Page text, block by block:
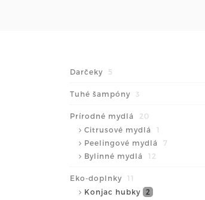
Darčeky 5
Tuhé šampóny 3
Prírodné mydlá
20
Citrusové mydlá
1
Peelingové mydlá
7
Bylinné mydlá
12
Eko-doplnky
11
Konjac hubky
2